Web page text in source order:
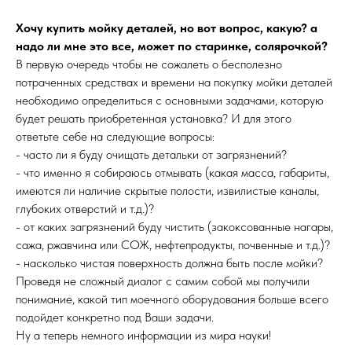
Хочу купить мойку деталей, но вот вопрос, какую? а
надо ли мне это все, может по старинке, солярочкой?
В первую очередь чтобы не сожалеть о бесполезно
потраченных средствах и времени на покупку мойки деталей
необходимо определиться с основными задачами, которую
будет решать приобретенная установка? И для этого
ответьте себе на следующие вопросы:
- часто ли я буду очищать детальки от загрязнений?
- что именно я собираюсь отмывать (какая масса, габариты,
имеются ли наличие скрытые полости, извилистые каналы,
глубоких отверстий и т.д.)?
- от каких загрязнений буду чистить (закоксованные нагары,
сажа, ржавчина или СОЖ, нефтепродукты, почвенные и т.д.)?
- насколько чистая поверхность должна быть после мойки?
Проведя не сложный диалог с самим собой мы получили
понимание, какой тип моечного оборудования больше всего
подойдет конкретно под Ваши задачи.
Ну а теперь немного информации из мира науки!